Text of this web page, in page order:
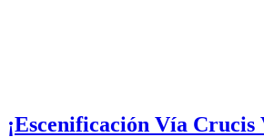
¡Escenificación Vía Crucis